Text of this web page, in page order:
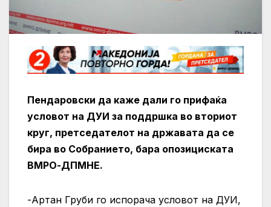
Пендаровски да каже дали го прифаќа
условот на ДУИ за поддршка во вториот
круг, претседателот на државата да се
бира во Собранието, бара опозициската
ВМРО-ДПМНЕ.
-Артан Груби го испорача условот на ДУИ,